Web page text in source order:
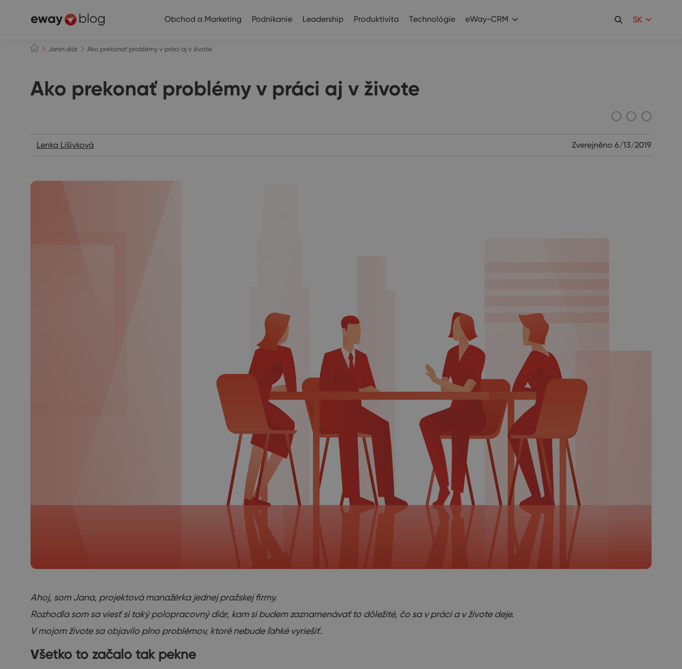
Obchod a Marketing Podnikanie Leadership Produktivita Technológie eWay-CRM SK
Janin diár Ako prekonať problémy v práci aj v živote
Ako prekonať problémy v práci aj v živote
Lenka Lišivková Zverejněno 6/13/2019
Ahoj, som Jana, projektová manažérka jednej pražskej firmy.
Rozhodla som sa viesť si taký polopracovný diár, kam si budem zaznamenávať to dôležité, čo sa v práci a v živote deje.
V mojom živote sa objavilo plno problémov, ktoré nebude ľahké vyriešiť.
Všetko to začalo tak pekne